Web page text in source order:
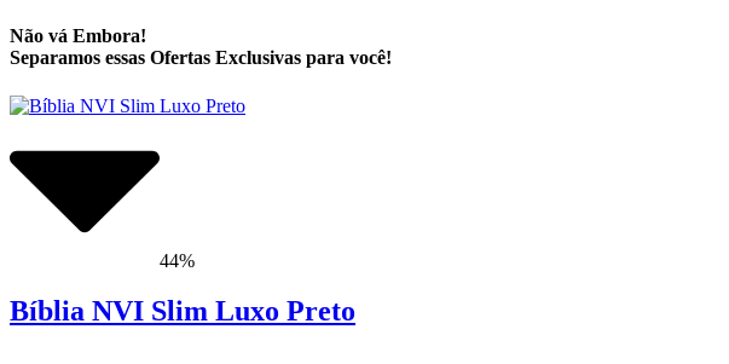
Não vá Embora!
Separamos essas Ofertas Exclusivas para você!
44%
Bíblia NVI Slim Luxo Preto